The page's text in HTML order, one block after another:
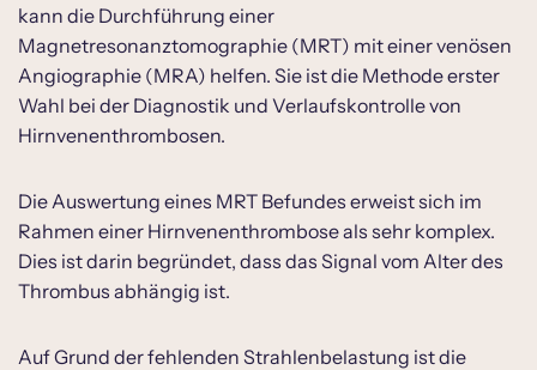
kann die Durchführung einer
Magnetresonanztomographie (MRT) mit einer venösen
Angiographie (MRA) helfen. Sie ist die Methode erster
Wahl bei der Diagnostik und Verlaufskontrolle von
Hirnvenenthrombosen.
Die Auswertung eines MRT Befundes erweist sich im
Rahmen einer Hirnvenenthrombose als sehr komplex.
Dies ist darin begründet, dass das Signal vom Alter des
Thrombus abhängig ist.
Auf Grund der fehlenden Strahlenbelastung ist die